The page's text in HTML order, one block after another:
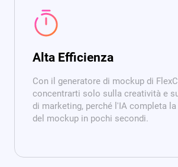
Alta Efficienza
Con il generatore di mockup di
concentrarti solo sulla creatività e
di marketing, perché l'IA completa
del mockup in pochi secondi.